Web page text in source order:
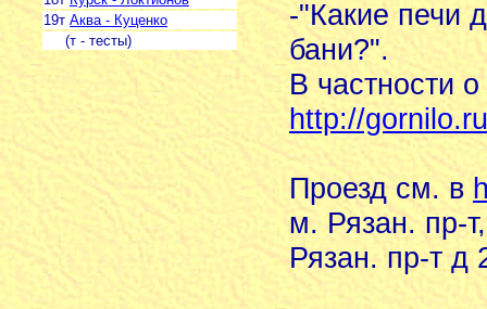
19т Аква - Куценко
(т - тесты)
-"Какие печи
бани?".
В частности
http://
Проезд см. в
м. Рязан. пр-
Рязан. пр-т д